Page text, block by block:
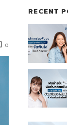
0
RECENT